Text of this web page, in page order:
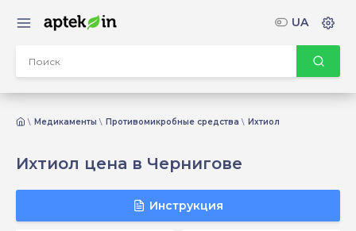
Медикаменты Противомикробные средства Ихтиол
Ихтиол цена в Чернигове
Инструкция
UA